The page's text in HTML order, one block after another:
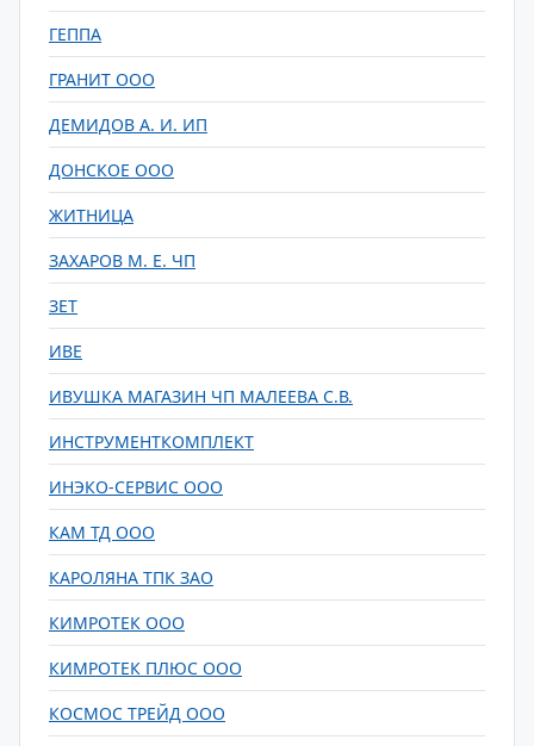
ГЕППА
ГРАНИТ ООО
ДЕМИДОВ А. И. ИП
ДОНСКОЕ ООО
ЖИТНИЦА
ЗАХАРОВ М. Е. ЧП
ЗЕТ
ИВЕ
ИВУШКА МАГАЗИН ЧП МАЛЕЕВА С.В.
ИНСТРУМЕНТКОМПЛЕКТ
ИНЭКО-СЕРВИС ООО
КАМ ТД ООО
КАРОЛЯНА ТПК ЗАО
КИМРОТЕК ООО
КИМРОТЕК ПЛЮС ООО
КОСМОС ТРЕЙД ООО